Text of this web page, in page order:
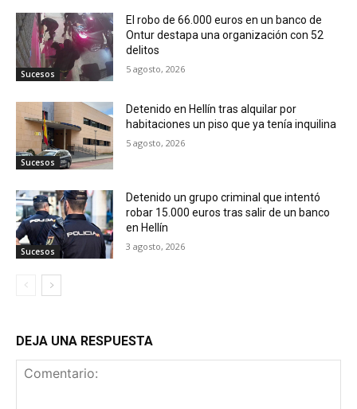
Sucesos
El robo de 66.000 euros en un banco de
Ontur destapa una organización con 52
delitos
5 agosto, 2026
Sucesos
Detenido en Hellín tras alquilar por
habitaciones un piso que ya tenía inquilina
5 agosto, 2026
Sucesos
Detenido un grupo criminal que intentó
robar 15.000 euros tras salir de un banco
en Hellín
3 agosto, 2026
DEJA UNA RESPUESTA